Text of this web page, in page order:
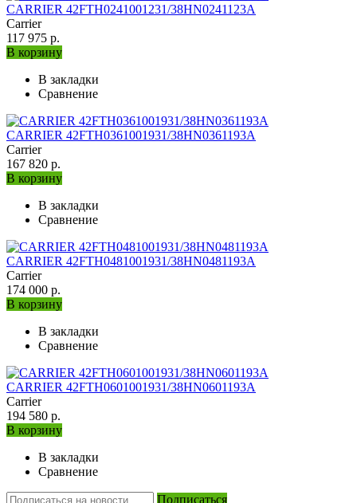
CARRIER 42FTH0241001231/38HN0241123A
Carrier
117 975 р.
В корзину
В закладки
Сравнение
CARRIER 42FTH0361001931/38HN0361193A
Carrier
167 820 р.
В корзину
В закладки
Сравнение
CARRIER 42FTH0481001931/38HN0481193A
Carrier
174 000 р.
В корзину
В закладки
Сравнение
CARRIER 42FTH0601001931/38HN0601193A
Carrier
194 580 р.
В корзину
В закладки
Сравнение
Подписаться